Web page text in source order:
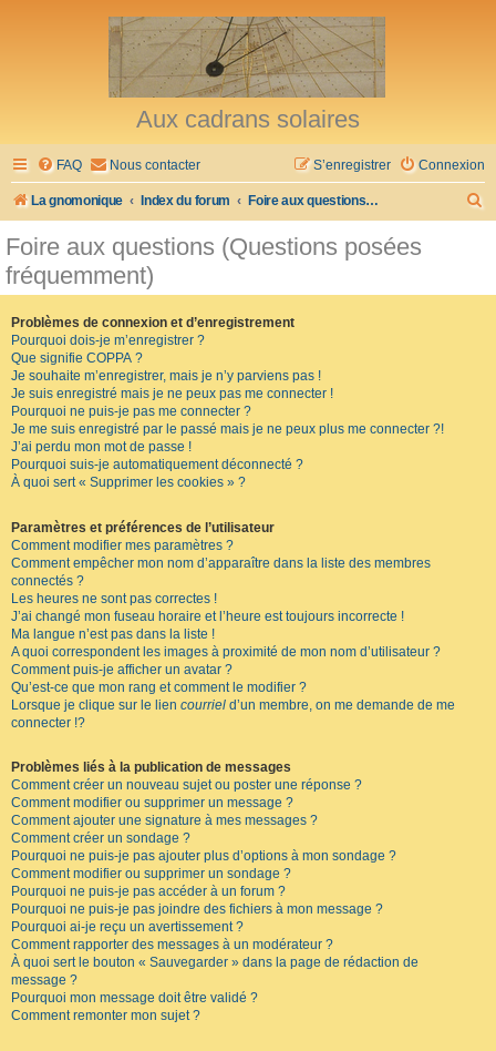
Aux cadrans solaires
FAQ Nous contacter Connexion
S’enregistrer
La gnomonique Index du forum Foire aux questions (Questions posées fréquemment)
Foire aux questions (Questions posées
fréquemment)
Problèmes de connexion et d’enregistrement
Pourquoi dois-je m’enregistrer ?
Que signifie COPPA ?
Je souhaite m’enregistrer, mais je n’y parviens pas !
Je suis enregistré mais je ne peux pas me connecter !
Pourquoi ne puis-je pas me connecter ?
Je me suis enregistré par le passé mais je ne peux plus me connecter ?!
J’ai perdu mon mot de passe !
Pourquoi suis-je automatiquement déconnecté ?
À quoi sert « Supprimer les cookies » ?
Paramètres et préférences de l’utilisateur
Comment modifier mes paramètres ?
Comment empêcher mon nom d’apparaître dans la liste des membres
connectés ?
Les heures ne sont pas correctes !
J’ai changé mon fuseau horaire et l’heure est toujours incorrecte !
Ma langue n’est pas dans la liste !
A quoi correspondent les images à proximité de mon nom d’utilisateur ?
Comment puis-je afficher un avatar ?
Qu’est-ce que mon rang et comment le modifier ?
Lorsque je clique sur le lien courriel d’un membre, on me demande de me
connecter !?
Problèmes liés à la publication de messages
Comment créer un nouveau sujet ou poster une réponse ?
Comment modifier ou supprimer un message ?
Comment ajouter une signature à mes messages ?
Comment créer un sondage ?
Pourquoi ne puis-je pas ajouter plus d’options à mon sondage ?
Comment modifier ou supprimer un sondage ?
Pourquoi ne puis-je pas accéder à un forum ?
Pourquoi ne puis-je pas joindre des fichiers à mon message ?
Pourquoi ai-je reçu un avertissement ?
Comment rapporter des messages à un modérateur ?
À quoi sert le bouton « Sauvegarder » dans la page de rédaction de
message ?
Pourquoi mon message doit être validé ?
Comment remonter mon sujet ?